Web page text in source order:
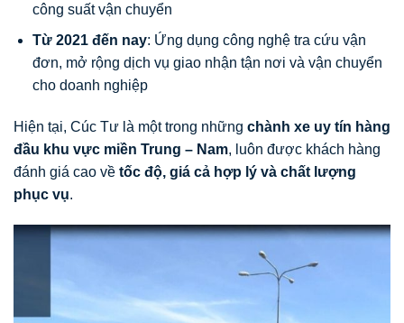
công suất vận chuyển
Từ 2021 đến nay: Ứng dụng công nghệ tra cứu vận
đơn, mở rộng dịch vụ giao nhận tận nơi và vận chuyển
cho doanh nghiệp
Hiện tại, Cúc Tư là một trong những chành xe uy tín hàng
đầu khu vực miền Trung – Nam, luôn được khách hàng
đánh giá cao về tốc độ, giá cả hợp lý và chất lượng
phục vụ.